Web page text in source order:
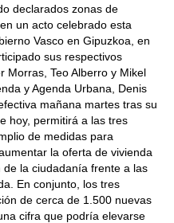
declarados zonas de
un acto celebrado esta
Vasco en Gipuzkoa, en
sus respectivos
Morras, Teo Alberro y Mikel
y Agenda Urbana, Denis
mañana martes tras su
hoy, permitirá a las tres
de medidas para
la oferta de vivienda
la ciudadanía frente a las
En conjunto, los tres
de cerca de 1.500 nuevas
cifra que podría elevarse